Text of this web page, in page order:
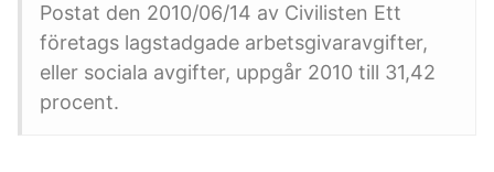
Postat den 2010/06/14 av Civilisten Ett
företags lagstadgade arbetsgivaravgifter,
eller sociala avgifter, uppgår 2010 till 31,42
procent.